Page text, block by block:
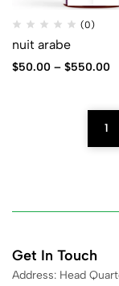
(0)
nuit arabe
$50.00 – $550.00
1
Get In Touch
Address: Head